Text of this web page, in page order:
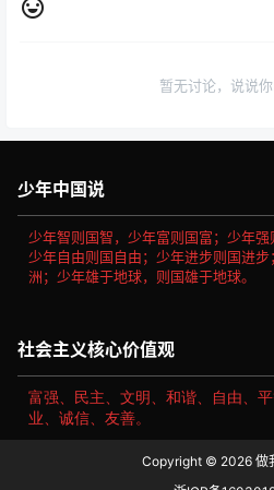
暂无讨论，说说
少年中国说
少年智则国智，少年富则国富；少年强
少年自由则国自由；少年进步则国进
洲；少年雄于地球，则国雄于地球。
社会主义核心价值观
富强、民主、文明、和谐、自由、
业、诚信、友善。
Copyright © 2026 做